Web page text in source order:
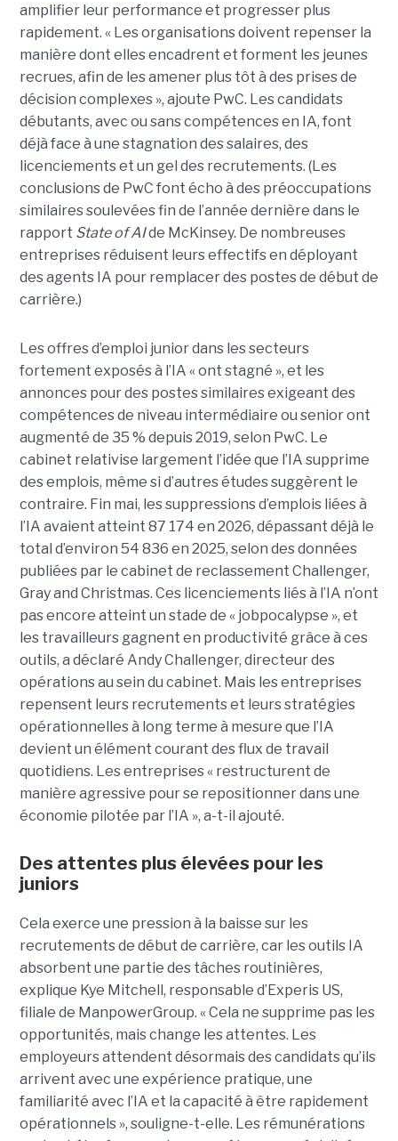
amplifier leur performance et progresser plus
rapidement. « Les organisations doivent repenser la
manière dont elles encadrent et forment les jeunes
recrues, afin de les amener plus tôt à des prises de
décision complexes », ajoute PwC. Les candidats
débutants, avec ou sans compétences en IA, font
déjà face à une stagnation des salaires, des
licenciements et un gel des recrutements. (Les
conclusions de PwC font écho à des préoccupations
similaires soulevées fin de l’année dernière dans le
rapport State of AIde McKinsey. De nombreuses
entreprises réduisent leurs effectifs en déployant
des agents IA pour remplacer des postes de début de
carrière.)
Les offres d’emploi junior dans les secteurs
fortement exposés à l’IA « ont stagné », et les
annonces pour des postes similaires exigeant des
compétences de niveau intermédiaire ou senior ont
augmenté de 35 % depuis 2019, selon PwC. Le
cabinet relativise largement l’idée que l’IA supprime
des emplois, même si d’autres études suggèrent le
contraire. Fin mai, les suppressions d’emplois liées à
l’IA avaient atteint 87 174 en 2026, dépassant déjà le
total d’environ 54 836 en 2025, selon des données
publiées par le cabinet de reclassement Challenger,
Gray and Christmas. Ces licenciements liés à l’IA n’ont
pas encore atteint un stade de « jobpocalypse », et
les travailleurs gagnent en productivité grâce à ces
outils, a déclaré Andy Challenger, directeur des
opérations au sein du cabinet. Mais les entreprises
repensent leurs recrutements et leurs stratégies
opérationnelles à long terme à mesure que l’IA
devient un élément courant des flux de travail
quotidiens. Les entreprises « restructurent de
manière agressive pour se repositionner dans une
économie pilotée par l’IA », a-t-il ajouté.
Des attentes plus élevées pour les
juniors
Cela exerce une pression à la baisse sur les
recrutements de début de carrière, car les outils IA
absorbent une partie des tâches routinières,
explique Kye Mitchell, responsable d’Experis US,
filiale de ManpowerGroup. « Cela ne supprime pas les
opportunités, mais change les attentes. Les
employeurs attendent désormais des candidats qu’ils
arrivent avec une expérience pratique, une
familiarité avec l’IA et la capacité à être rapidement
opérationnels », souligne-t-elle. Les rémunérations